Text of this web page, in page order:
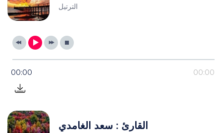
الترتيل
00:00 00:00
القارئ : سعد الغامدي